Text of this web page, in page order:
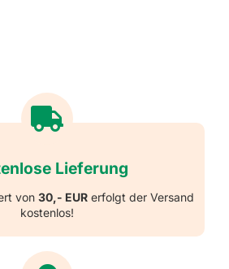
Lieferung
von 30,- EUR erfolgt der Versand
kostenlos!